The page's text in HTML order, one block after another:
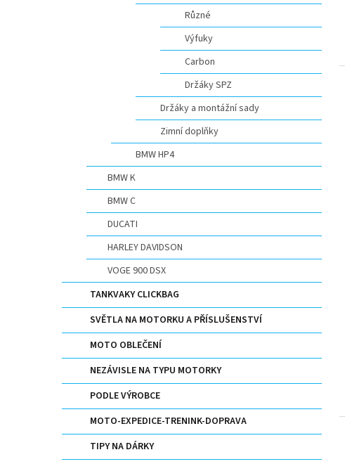
Různé
Výfuky
Carbon
Držáky SPZ
Držáky a montážní sady
Zimní doplňky
BMW HP4
BMW K
BMW C
DUCATI
HARLEY DAVIDSON
VOGE 900 DSX
TANKVAKY CLICKBAG
SVĚTLA NA MOTORKU A PŘÍSLUŠENSTVÍ
MOTO OBLEČENÍ
NEZÁVISLE NA TYPU MOTORKY
PODLE VÝROBCE
MOTO-EXPEDICE-TRENINK-DOPRAVA
TIPY NA DÁRKY